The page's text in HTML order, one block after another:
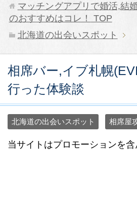
マッチングアプリで婚活,結
のおすすめはコレ！
TOP
北海道の出会いスポット
相席バー,イブ札幌
行った体験談
北海道の出会いスポット 相席屋
当サイトはプロモーションを